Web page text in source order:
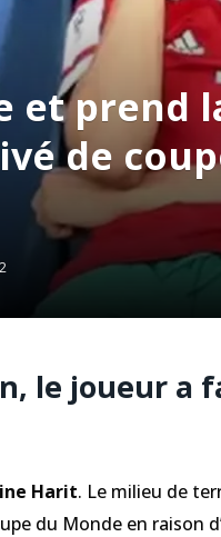
et prend
de
le joueur a
Harit. Le milieu de
du Monde en raison